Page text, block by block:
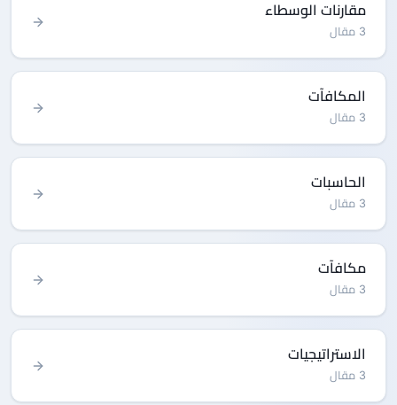
مقارنات الوسطاء
3 مقال
المكافآت
3 مقال
الحاسبات
3 مقال
مكافآت
3 مقال
الاستراتيجيات
3 مقال